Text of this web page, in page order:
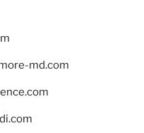
md.com